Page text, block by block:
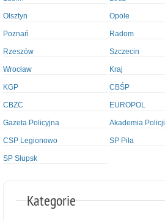
Olsztyn Opole
Poznań Radom
Rzeszów Szczecin
Wrocław Kraj
KGP CBŚP
CBZC EUROPOL
Gazeta Policyjna Akademia Policji
CSP Legionowo SP Piła
SP Słupsk
Kategorie